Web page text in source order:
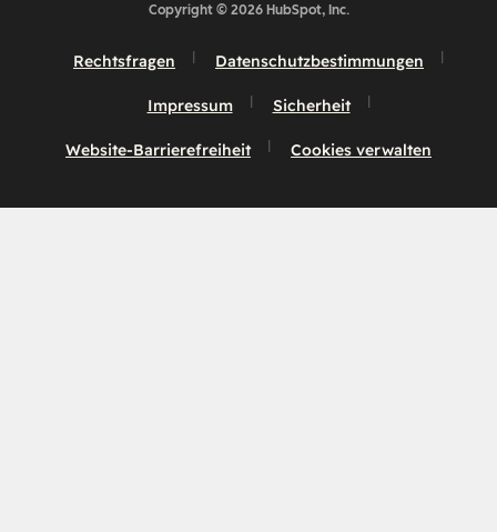
Copyright © 2026 HubSpot, Inc.
Rechtsfragen Datenschutzbestimmungen
Impressum Sicherheit
Website-Barrierefreiheit Cookies verwalten